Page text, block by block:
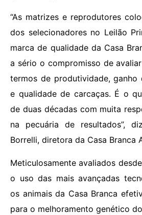
“As matrizes e reprodutores
dos selecionadores no Leilão
marca de qualidade da Casa
a sério o compromisso de
termos de produtividade,
e qualidade de carcaças. É o
de duas décadas com muita
na pecuária de resultados”,
Borrelli, diretora da Casa Branca
Meticulosamente avaliados
o uso das mais avançadas
os animais da Casa Branca
para o melhoramento genético